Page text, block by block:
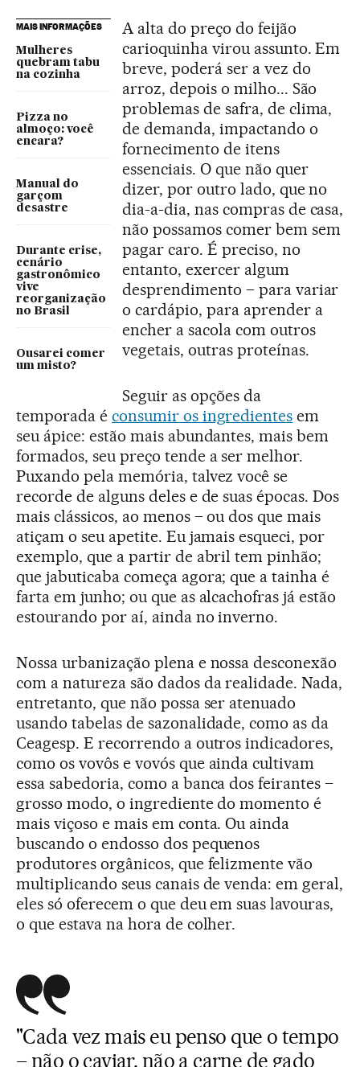
MAIS INFORMAÇÕES
Mulheres
quebram tabu
na cozinha
Pizza no
almoço: você
encara?
Manual do
garçom
desastre
Durante crise,
cenário
gastronômico
vive
reorganização
no Brasil
Ousarei comer
um misto?
A alta do preço do feijão
carioquinha virou assunto. Em
breve, poderá ser a vez do
arroz, depois o milho... São
problemas de safra, de clima,
de demanda, impactando o
fornecimento de itens
essenciais. O que não quer
dizer, por outro lado, que no
dia-a-dia, nas compras de casa,
não possamos comer bem sem
pagar caro. É preciso, no
entanto, exercer algum
desprendimento – para variar
o cardápio, para aprender a
encher a sacola com outros
vegetais, outras proteínas.
Seguir as opções da
temporada é consumir os ingredientes em
seu ápice: estão mais abundantes, mais bem
formados, seu preço tende a ser melhor.
Puxando pela memória, talvez você se
recorde de alguns deles e de suas épocas. Dos
mais clássicos, ao menos – ou dos que mais
atiçam o seu apetite. Eu jamais esqueci, por
exemplo, que a partir de abril tem pinhão;
que jabuticaba começa agora; que a tainha é
farta em junho; ou que as alcachofras já estão
estourando por aí, ainda no inverno.
Nossa urbanização plena e nossa desconexão
com a natureza são dados da realidade. Nada,
entretanto, que não possa ser atenuado
usando tabelas de sazonalidade, como as da
Ceagesp. E recorrendo a outros indicadores,
como os vovôs e vovós que ainda cultivam
essa sabedoria, como a banca dos feirantes –
grosso modo, o ingrediente do momento é
mais viçoso e mais em conta. Ou ainda
buscando o endosso dos pequenos
produtores orgânicos, que felizmente vão
multiplicando seus canais de venda: em geral,
eles só oferecem o que deu em suas lavouras,
o que estava na hora de colher.
"Cada vez mais eu penso que o tempo
– não o caviar, não a carne de gado